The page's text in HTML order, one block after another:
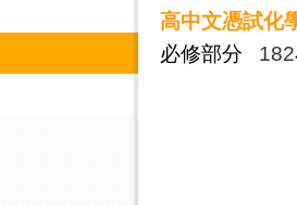
高中文憑試化
必修部分 182